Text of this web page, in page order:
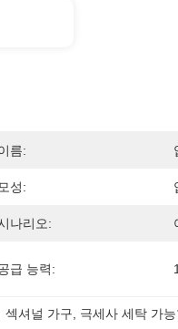
름:
모성:
나리오:
급 능력:
섹셔널 가구 극세사 세탁 가